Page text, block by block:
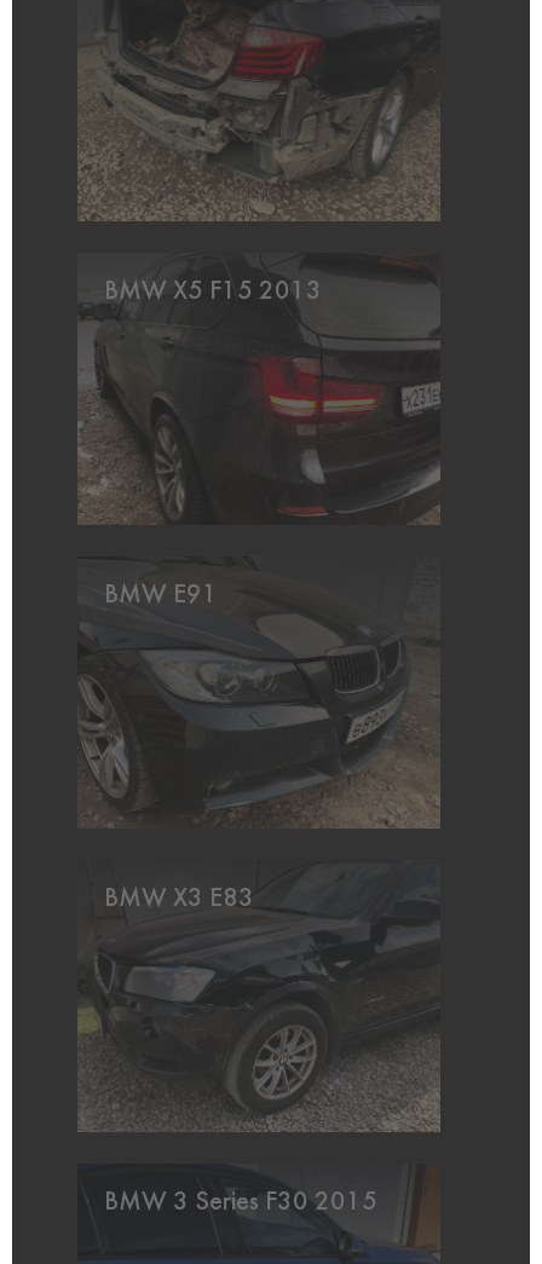
BMW X5 F15 2013
BMW E91
BMW X3 E83
BMW 3 Series F30 2015